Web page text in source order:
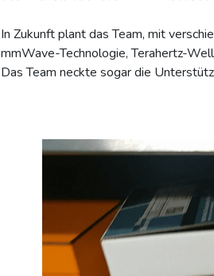
In Zukunft plant das Team, mit
mmWave-Technologie, Terahertz-
Das Team neckte sogar die